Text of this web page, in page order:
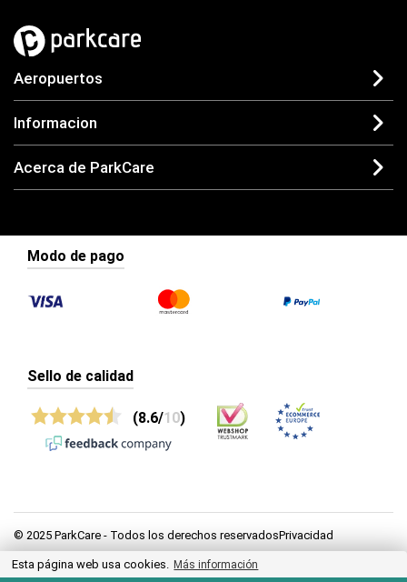
Aeropuertos
Informacion
Acerca de ParkCare
Modo de pago
Sello de calidad
(8.6/10)
© 2025 ParkCare - Todos los derechos reservadosPrivacidad
Privacidad
Esta página web usa cookies. Más información